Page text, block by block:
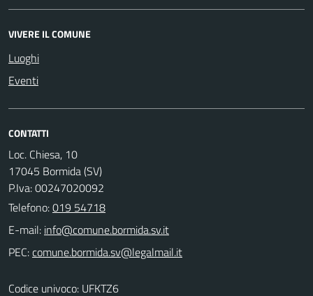
VIVERE IL COMUNE
Luoghi
Eventi
CONTATTI
Loc. Chiesa, 10
17045 Bormida (SV)
P.Iva: 00247020092
Telefono:019 54718
E-mail:
PEC:
Codice univoco: UFKTZ6